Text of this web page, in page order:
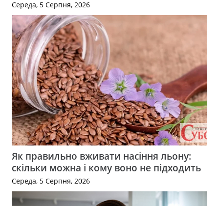
Середа, 5 Серпня, 2026
Як правильно вживати насіння льону:
скільки можна і кому воно не підходить
Середа, 5 Серпня, 2026